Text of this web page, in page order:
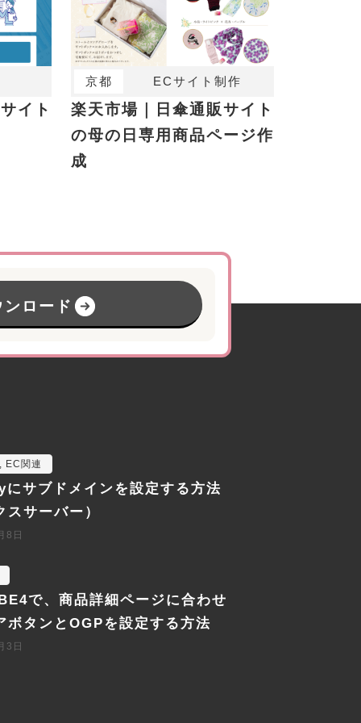
イト
京都 ECサイト制作
楽天市場｜日傘通販サイト
の母の日専用商品ページ作
成
ロード
EC関連
サブドメインを設定する方法
スサーバー）
8日
で、商品詳細ページに合わせ
ボタンとOGPを設定する方法
3日